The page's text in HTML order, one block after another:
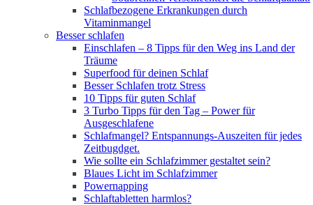
Schlafbezogene Erkrankungen durch
Vitaminmangel
Besser schlafen
Einschlafen – 8 Tipps für den Weg ins Land der
Träume
Superfood für deinen Schlaf
Besser Schlafen trotz Stress
10 Tipps für guten Schlaf
3 Turbo Tipps für den Tag – Power für
Ausgeschlafene
Schlafmangel? Entspannungs-Auszeiten für jedes
Zeitbugdget.
Wie sollte ein Schlafzimmer gestaltet sein?
Blaues Licht im Schlafzimmer
Powernapping
Schlaftabletten harmlos?